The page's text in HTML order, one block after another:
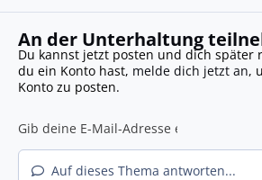
An der Unterhaltung
Du kannst jetzt posten und dich später
du ein Konto hast, melde dich jetzt an,
Konto zu posten.
Auf dieses Thema antworten...